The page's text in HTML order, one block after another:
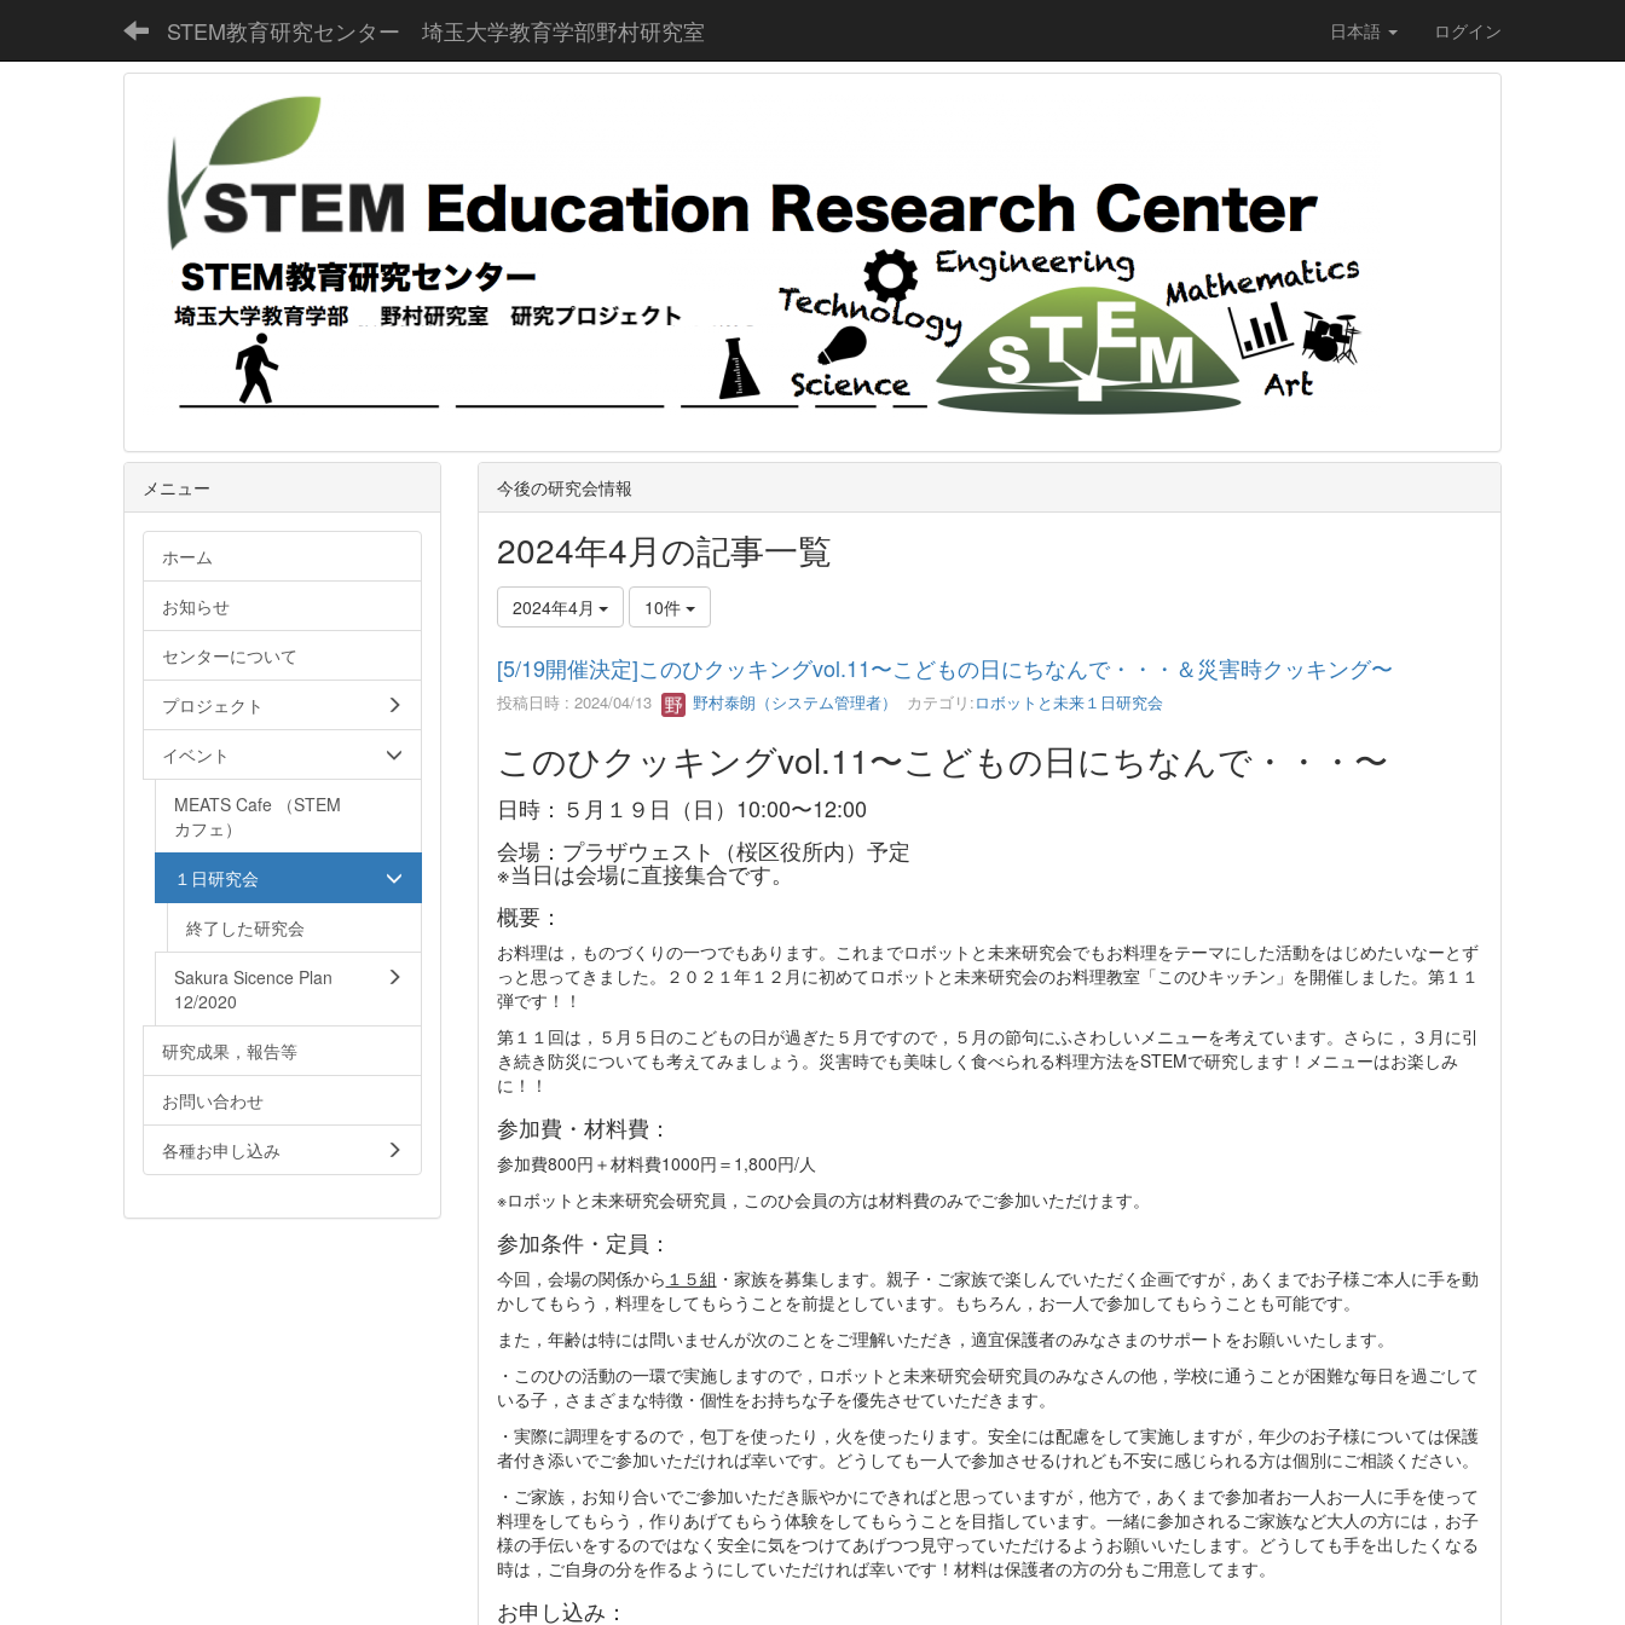
STEM教育研究センター 埼玉大学教育学部野村研究室 日本語 ログイン
今後の研究会情報
2024年4月の記事一覧
2024年4月 10件
[5/19開催決定]このひクッキングvol.11〜こどもの日にちなんで・・・＆災害時クッキング〜
投稿日時 : 2024/04/13 野村泰朗（システム管理者） カテゴリ:ロボットと未来１日研究会
このひクッキングvol.11〜こどもの日にちなんで・・・〜
日時：５月１９日（日）10:00〜12:00
会場：プラザウェスト（桜区役所内）予定
※当日は会場に直接集合です。
概要：
お料理は，ものづくりの一つでもあります。これまでロボットと未来研究会でもお料理をテーマにした活動をはじめたいなーとず
っと思ってきました。２０２１年１２月に初めてロボットと未来研究会のお料理教室「このひキッチン」を開催しました。第１１
弾です！！
第１１回は，５月５日のこどもの日が過ぎた５月ですので，５月の節句にふさわしいメニューを考えています。さらに，３月に引
き続き防災についても考えてみましょう。災害時でも美味しく食べられる料理方法をSTEMで研究します！メニューはお楽しみ
に！！
参加費・材料費：
参加費800円＋材料費1000円＝1,800円/人
※ロボットと未来研究会研究員，このひ会員の方は材料費のみでご参加いただけます。
参加条件・定員：
今回，会場の関係から １５組 ・家族を募集します。親子・ご家族で楽しんでいただく企画ですが，あくまでお子様ご本人に手を動
かしてもらう，料理をしてもらうことを前提としています。もちろん，お一人で参加してもらうことも可能です。
また，年齢は特には問いませんが次のことをご理解いただき，適宜保護者のみなさまのサポートをお願いいたします。
・このひの活動の一環で実施しますので，ロボットと未来研究会研究員のみなさんの他，学校に通うことが困難な毎日を過ごして
いる子，さまざまな特徴・個性をお持ちな子を優先させていただきます。
・実際に調理をするので，包丁を使ったり，火を使ったります。安全には配慮をして実施しますが，年少のお子様については保護
者付き添いでご参加いただければ幸いです。どうしても一人で参加させるけれども不安に感じられる方は個別にご相談ください。
・ご家族，お知り合いでご参加いただき賑やかにできればと思っていますが，他方で，あくまで参加者お一人お一人に手を使って
料理をしてもらう，作りあげてもらう体験をしてもらうことを目指しています。一緒に参加されるご家族など大人の方には，お子
様の手伝いをするのではなく安全に気をつけてあげつつ見守っていただけるようお願いいたします。どうしても手を出したくなる
時は，ご自身の分を作るようにしていただければ幸いです！材料は保護者の方の分もご用意してます。
お申し込み：
メニュー
ホーム
お知らせ
センターについて
プロジェクト
イベント
MEATS Cafe （STEM
カフェ）
１日研究会
終了した研究会
Sakura Sicence Plan
12/2020
研究成果，報告等
お問い合わせ
各種お申し込み